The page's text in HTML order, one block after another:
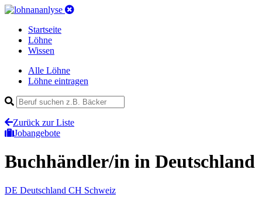
Startseite
Löhne
Wissen
Alle Löhne
Löhne eintragen
Zurück zur Liste
Jobangebote
Buchhändler/in in Deutschland
DE Deutschland CH Schweiz